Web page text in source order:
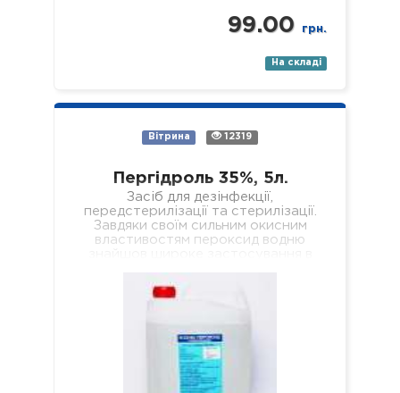
99.00 грн.
На складі
Вітрина 12319
Пергідроль 35%, 5л.
Засіб для дезінфекції,
передстерилізації та стерилізації.
Завдяки своїм сильним окисним
властивостям пероксид водню
використовується, наприклад, як…